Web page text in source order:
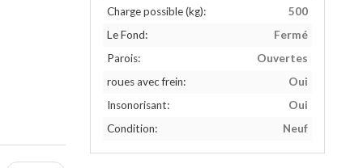
Charge possible (kg):
500
Le Fond:
Fermé
Parois:
Ouvertes
roues avec frein:
Oui
Insonorisant:
Oui
Condition:
Neuf